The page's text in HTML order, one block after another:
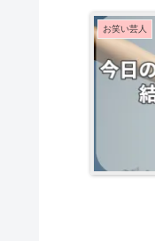
お笑い芸人